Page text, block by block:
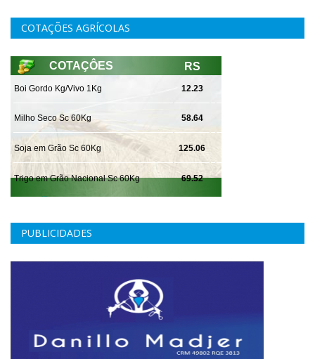
COTAÇÕES AGRÍCOLAS
PUBLICIDADES